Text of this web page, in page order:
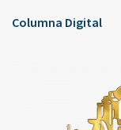
Columna Digital